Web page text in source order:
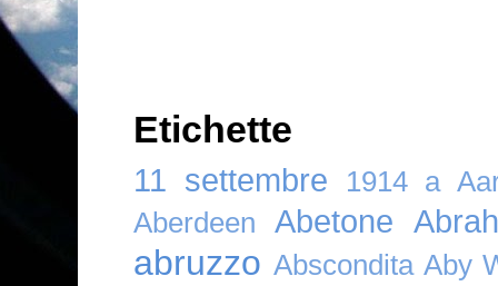
Etichette
11 settembre 1914 a
Aberdeen
Abetone
abruzzo Abscondita Aby